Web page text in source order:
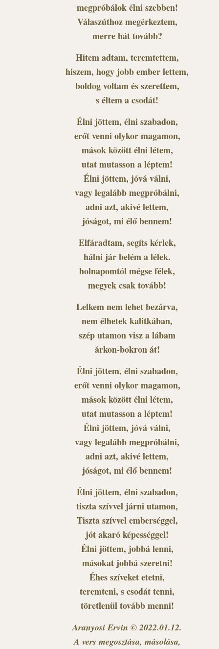
megpróbálok élni szebben!
Válaszúthoz megérkeztem,
merre hát tovább?
Hitem adtam, teremtettem,
hiszem, hogy jobb ember lettem,
boldog voltam és szerettem,
s éltem a csodát!
Élni jöttem, élni szabadon,
erőt venni olykor magamon,
mások között élni létem,
utat mutasson a léptem!
Élni jöttem, jóvá válni,
vagy legalább megpróbálni,
adni azt, akivé lettem,
jóságot, mi élő bennem!
Elfáradtam, segíts kérlek,
hálni jár belém a lélek.
holnapomtól mégse félek,
megyek csak tovább!
Lelkem nem lehet bezárva,
nem élhetek kalitkában,
szép utamon visz a lábam
árkon-bokron át!
Élni jöttem, élni szabadon,
erőt venni olykor magamon,
mások között élni létem,
utat mutasson a léptem!
Élni jöttem, jóvá válni,
vagy legalább megpróbálni,
adni azt, akivé lettem,
jóságot, mi élő bennem!
Élni jöttem, élni szabadon,
tiszta szívvel járni utamon,
Tiszta szívvel emberséggel,
jót akaró képességgel!
Élni jöttem, jobbá lenni,
másokat jobbá szeretni!
Éhes szíveket etetni,
teremteni, s csodát tenni,
töretlenül tovább menni!
Aranyosi Ervin © 2022.01.12.
A vers megosztása, másolása,